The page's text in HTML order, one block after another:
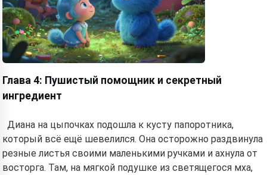
Глава 4: Пушистый помощник и секретный
ингредиент
Диана на цыпочках подошла к кусту папоротника,
который всё ещё шевелился. Она осторожно раздвинула
резные листья своими маленькими ручками и ахнула от
восторга. Там, на мягкой подушке из светящегося мха,